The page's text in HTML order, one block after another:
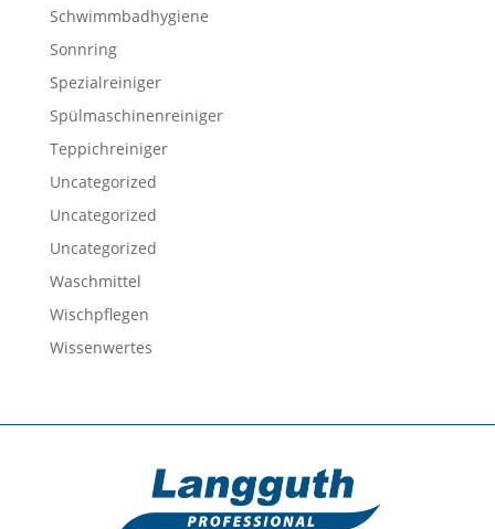
Schwimmbadhygiene
Sonnring
Spezialreiniger
Spülmaschinenreiniger
Teppichreiniger
Uncategorized
Uncategorized
Uncategorized
Waschmittel
Wischpflegen
Wissenwertes